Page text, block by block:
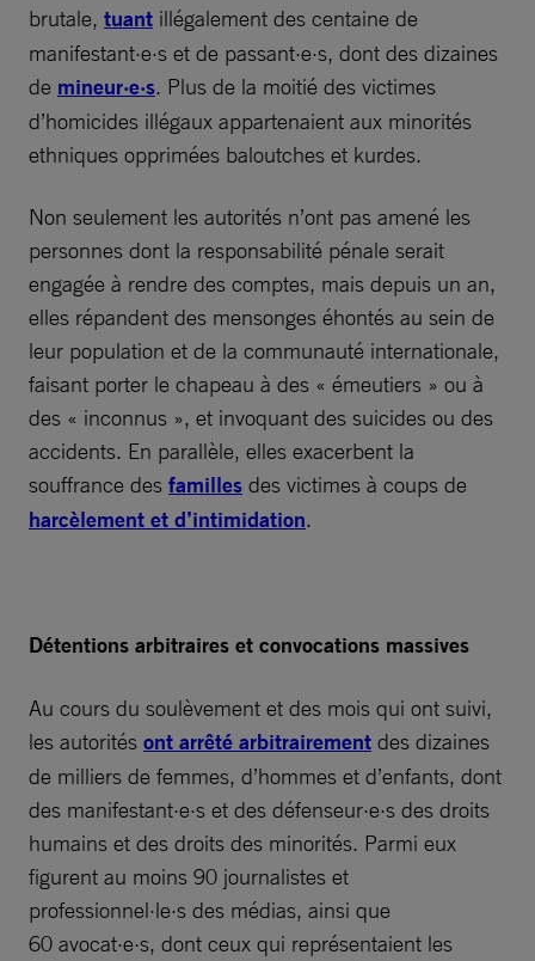
brutale, tuant illégalement des centaine de
manifestant·e·s et de passant·e·s, dont des dizaines
de mineur·e·s. Plus de la moitié des victimes
d’homicides illégaux appartenaient aux minorités
ethniques opprimées baloutches et kurdes.
Non seulement les autorités n’ont pas amené les
personnes dont la responsabilité pénale serait
engagée à rendre des comptes, mais depuis un an,
elles répandent des mensonges éhontés au sein de
leur population et de la communauté internationale,
faisant porter le chapeau à des « émeutiers » ou à
des « inconnus », et invoquant des suicides ou des
accidents. En parallèle, elles exacerbent la
souffrance des familles des victimes à coups de
harcèlement et d’intimidation.
Détentions arbitraires et convocations massives
Au cours du soulèvement et des mois qui ont suivi,
les autorités ont arrêté arbitrairement des dizaines
de milliers de femmes, d’hommes et d’enfants, dont
des manifestant·e·s et des défenseur·e·s des droits
humains et des droits des minorités. Parmi eux
figurent au moins 90 journalistes et
professionnel·le·s des médias, ainsi que
60 avocat·e·s, dont ceux qui représentaient les